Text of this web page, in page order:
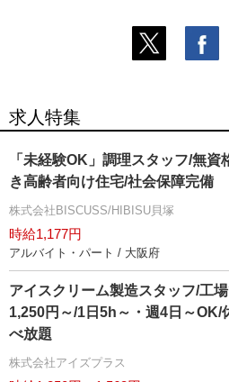
求人特集
「未経験OK」調理スタッフ/無
き高齢者向け住宅/社会保障完備
株式会社BISCUSS/HIBISU貝塚
時給1,177円
アルバイト・パート / 大阪府
アイスクリーム製造スタッフ/工
1,250円～/1日5h～・週4日～OK/
べ放題
株式会社アイズプラス